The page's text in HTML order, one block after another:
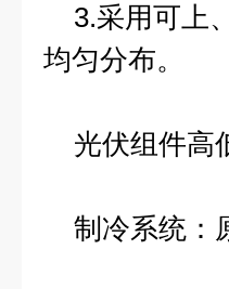
3.采用可上
均匀分布。
光伏组件高
制冷系统：